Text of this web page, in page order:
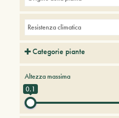
Resistenza climatica
Categorie piante
Alberi e arbusti a foglia caduca
Alberi e arbusti persistenti
Altezza massima
0.1